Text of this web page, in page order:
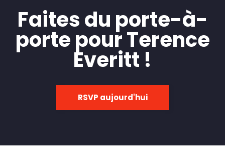
Faites du porte-à-
porte pour Terence
Everitt !
RSVP aujourd'hui